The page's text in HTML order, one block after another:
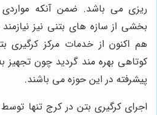
ریزی می باشد. ضمن آنکه مواردی
بخشی از سازه های بتنی نیز
هم اکنون از خدمات مرکز کرگیری
کوتاهی بهره مند گردید چون
پیشرفته در این حوزه می باشند.
اجرای کرگیری بتن در کرج تنها